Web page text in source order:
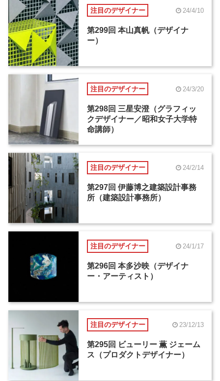
注目のデザイナー 24/4/10
第299回 本山真帆（デザイナ
ー）
注目のデザイナー 24/3/20
第298回 三星安澄（グラフィッ
クデザイナー／昭和女子大学特
命講師）
注目のデザイナー 24/2/14
第297回 伊藤博之建築設計事務
所（建築設計事務所）
注目のデザイナー 24/1/17
第296回 本多沙映（デザイナ
ー・アーティスト）
注目のデザイナー 23/12/13
第295回 ビューリー 薫 ジェーム
ス（プロダクトデザイナー）